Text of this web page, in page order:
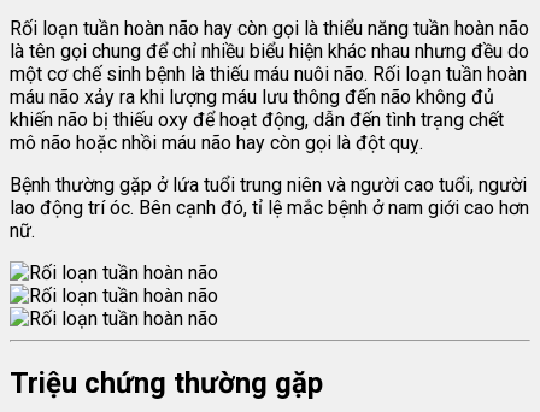
Rối loạn tuần hoàn não hay còn gọi là thiểu năng tuần hoàn não
là tên gọi chung để chỉ nhiều biểu hiện khác nhau nhưng đều do
một cơ chế sinh bệnh là thiếu máu nuôi não. Rối loạn tuần hoàn
máu não xảy ra khi lượng máu lưu thông đến não không đủ
khiến não bị thiếu oxy để hoạt động, dẫn đến tình trạng chết
mô não hoặc nhồi máu não hay còn gọi là đột quỵ.
Bệnh thường gặp ở lứa tuổi trung niên và người cao tuổi, người
lao động trí óc. Bên cạnh đó, tỉ lệ mắc bệnh ở nam giới cao hơn
nữ.
Triệu chứng thường gặp